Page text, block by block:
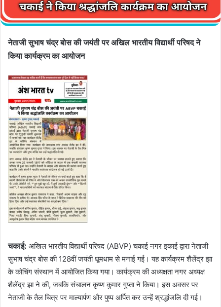
नेताजी सुभाष चंद्र बोस की जयंती पर अखिल भारतीय विद्यार्थी परिषद ने
किया कार्यक्रम का आयोजन
चकाई: अखिल भारतीय विद्यार्थी परिषद (ABVP) चकाई नगर इकाई द्वारा नेताजी
सुभाष चंद्र बोस की 128वीं जयंती धूमधाम से मनाई गई। यह कार्यक्रम शैलेंद्र झा
के कोचिंग संस्थान में आयोजित किया गया। कार्यक्रम की अध्यक्षता नगर अध्यक्ष
शैलेंद्र झा ने की, जबकि संचालन कृष्ण कुमार गुप्ता ने किया। इस अवसर पर
नेताजी के तैल चित्र पर माल्यार्पण और पुष्प अर्पित कर उन्हें श्रद्धांजलि दी गई।